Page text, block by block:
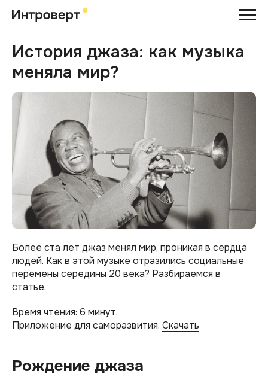
История джаза: как музыка
меняла мир?
Более ста лет джаз менял мир, проникая в сердца
людей. Как в этой музыке отразились социальные
перемены середины 20 века? Разбираемся в
статье.
Время чтения: 6 минут.
Приложение для саморазвития. Скачать
Рождение джаза